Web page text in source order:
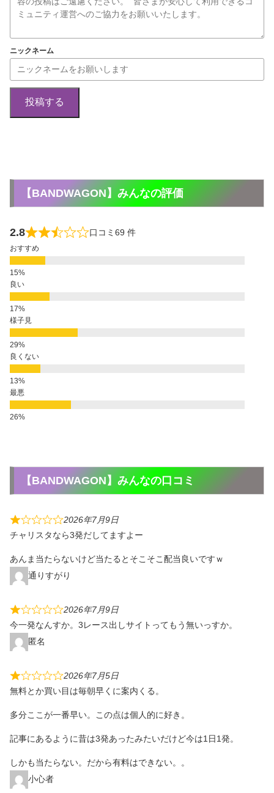
ニックネーム
投稿する
【BANDWAGON】みんなの評価
2.8 口コミ69 件
おすすめ
良い
様子見
良くない
最悪
【BANDWAGON】みんなの口コミ
2026年7月9日
チャリスタなら3発だしてますよー
あんま当たらないけど当たるとそこそこ配当良いですｗ
通りすがり
2026年7月9日
今一発なんすか。3レース出しサイトってもう無いっすか。
匿名
2026年7月5日
無料とか買い目は毎朝早くに案内くる。
多分ここが一番早い。この点は個人的に好き。
記事にあるように昔は3発あったみたいだけど今は1日1発。
しかも当たらない。だから有料はできない。。
小心者